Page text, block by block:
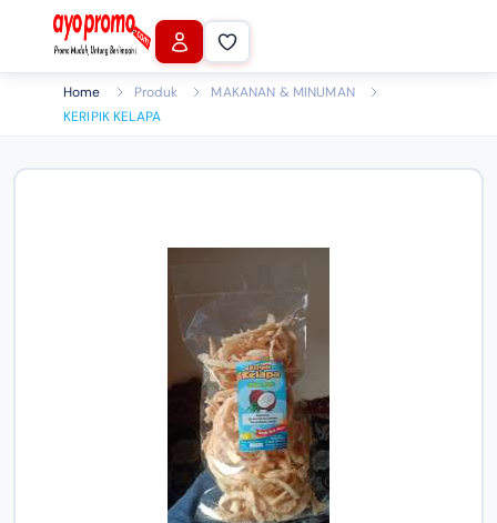
Home Produk
MAKANAN & MINUMAN
KERIPIK KELAPA